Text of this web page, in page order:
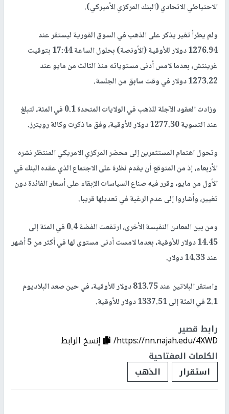
الاحتياطي الاتحادي (البنك المركزي الأميركي).
ولم يطرأ تغير يذكر على الذهب في السوق الفورية ليستقر عند
1276.94 دولار للأوقية (الأونصة) بحلول الساعة 17:44 بتوقيت
غرينتش، بعدما لامس أدنى مستوياته منذ الثالث من مايو عند
1273.22 دولار في وقت سابق من الجلسة.
وزادت العقود الآجلة للذهب في الولايات المتحدة 0.1 في المئة، لتبلغ
عند التسوية 1277.30 دولار للأوقية، وفق ما ذكرت وكالة رويترز.
وتحول اهتمام المستثمرين إلى محضر المركزي الامريكي المنتظر نشره
الأربعاء، إذ من المتوقع أن يقدم نظرة على الاجتماع الذي عقده البنك في
الأول من مايو، وقرر فيه صناع السياسات الإبقاء على أسعار الفائدة دون
تغيير، وأشاروا إلى عدم الرغبة في تعديلها قريبا.
ومن بين المعادن النفيسة الأخرى، ارتفعت الفضة 0.4 في المئة إلى
14.45 دولار للأوقية، بعدما لامست أدنى مستوى لها في أكثر من 5 أشهر
عند 14.33 دولار.
واستقر البلاتين عند 813.75 دولار للأوقية، في حين صعد البلاديوم
2.1 في المئة إلى 1337.51 دولار للأوقية.
رابط قصير
https://nn.najah.edu/4XWD/
إنسخ الرابط
الكلمات المفتاحية
استقرار
الذهب